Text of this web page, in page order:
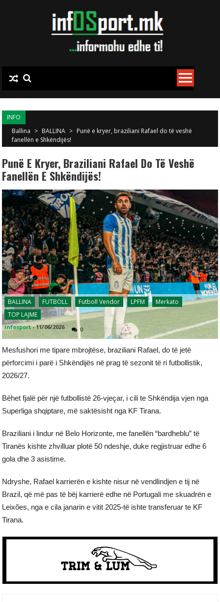
INFO
Ballina > BALLINA > Punë e kryer, braziliani Rafael do të veshë
fanellën e Shkëndijës!
Punë E Kryer, Braziliani Rafael Do Të Veshë
Fanellën E Shkëndijës!
BALLINA FUTBOLL Futboll Vendor LPFM
Merkato
TOP LAJME
infosport -11/06/2026 0
Mesfushori me tipare mbrojtëse, braziliani Rafael, do të jetë
përforcimi i parë i Shkëndijës në prag të sezonit të ri futbollistik,
2026/27.
Bëhet fjalë për një futbollistë 26-vjeçar, i cili te Shkëndija vjen nga
Superliga shqiptare, më saktësisht nga KF Tirana.
Braziliani i lindur në Belo Horizonte, me fanellën “bardheblu” të
Tiranës kishte zhvilluar plotë 50 ndeshje, duke regjistruar edhe 6
gola dhe 3 asistime.
Ndryshe, Rafael karrierën e kishte nisur në vendlindjen e tij në
Brazil, që më pas të bëj karrierë edhe në Portugali me skuadrën e
Leixões, nga e cila janarin e vitit 2025-të ishte transferuar te KF
Tirana.